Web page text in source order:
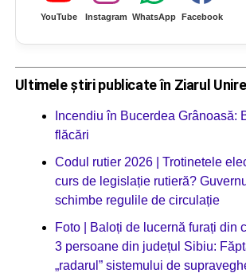
YouTube Instagram WhatsApp Facebook
Ultimele știri publicate în Ziarul
Incendiu în Bucerdea Grânoasă:
flăcări
Codul rutier 2026 | Trotinetele
curs de legislație rutieră?
schimbe regulile de circulație
Foto | Baloți de lucernă furați din
3 persoane din județul Sibiu:
„radarul” sistemului de